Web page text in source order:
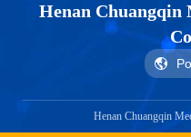
Henan Chuangqin
Henan Chuangqin